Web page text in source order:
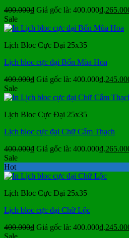
400.000₫ Giá gốc là: 400.000₫.
Sale
Lịch Bloc Cực Đại 25x35
Lịch bloc cực đại Bốn Mùa Hoa
400.000₫ Giá gốc là: 400.000₫.
Sale
Lịch Bloc Cực Đại 25x35
Lịch bloc cực đại Chữ Cẩm Thạch
400.000₫ Giá gốc là: 400.000₫.
Sale
Hot
Lịch Bloc Cực Đại 25x35
Lịch bloc cực đại Chữ Lộc
400.000₫ Giá gốc là: 400.000₫.
Sale